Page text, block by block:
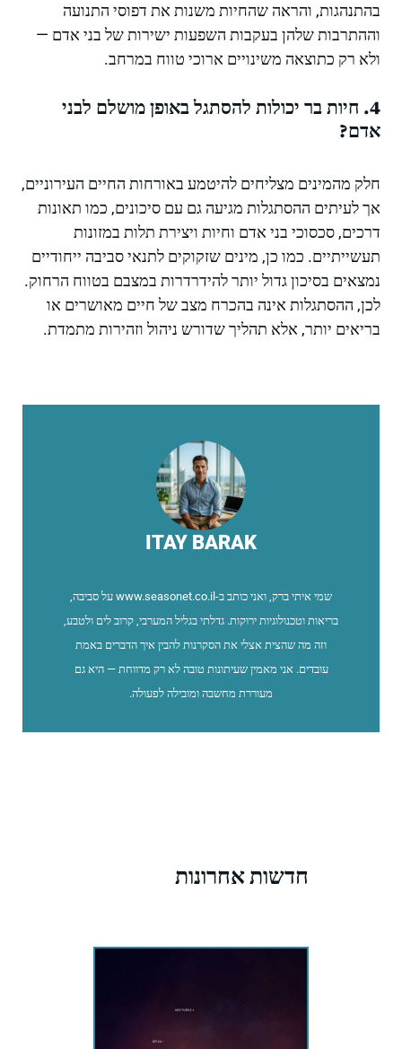
בהתנהגות, והראה שהחיות משנות את דפוסי התנועה
וההתרבות שלהן בעקבות השפעות ישירות של בני אדם —
ולא רק כתוצאה משינויים ארוכי טווח במרחב.
4. חיות בר יכולות להסתגל באופן מושלם לבני
אדם?
חלק מהמינים מצליחים להיטמע באורחות החיים העירוניים,
אך לעיתים ההסתגלות מגיעה גם עם סיכונים, כמו תאונות
דרכים, סכסוכי בני אדם וחיות ויצירת תלות במזונות
תעשייתיים. כמו כן, מינים שזקוקים לתנאי סביבה ייחודיים
נמצאים בסיכון גדול יותר להידרדרות במצבם בטווח הרחוק.
לכן, ההסתגלות אינה בהכרח מצב של חיים מאושרים או
בריאים יותר, אלא תהליך שדורש ניהול וזהירות מתמדת.
ITAY BARAK
שמי איתי ברק, ואני כותב ב-www.seasonet.co.il על סביבה,
בריאות וטכנולוגיות ירוקות. גדלתי בגליל המערבי, קרוב לים ולטבע,
וזה מה שהצית אצלי את הסקרנות להבין איך הדברים באמת
עובדים. אני מאמין שעיתונות טובה לא רק מדווחת — היא גם
מעוררת מחשבה ומובילה לפעולה.
חדשות אחרונות